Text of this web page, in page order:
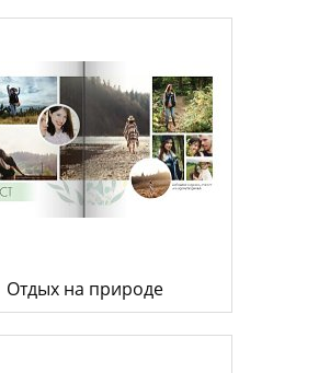
Отдых на природе